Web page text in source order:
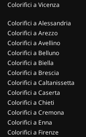
Colorifici a Vicenza
Colorifici a Alessandria
Colorifici a Arezzo
Colorifici a Avellino
Colorifici a Belluno
Colorifici a Biella
Colorifici a Brescia
Colorifici a Caltanissetta
Colorifici a Caserta
Colorifici a Chieti
Colorifici a Cremona
Colorifici a Enna
Colorifici a Firenze